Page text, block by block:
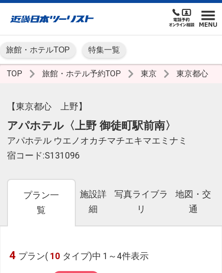
旅館・ホテルTOP 特集一覧
TOP 旅館・ホテル予約TOP 東京 東京都心
【東京都心 上野】
アパホテル〈上野 御徒町駅前南〉
アパホテル ウエノオカチマチエキマエミナミ
宿コード:S131096
プラン一
覧
施設詳
細
写真ライブラ
リ
地図・交
通
4 プラン( 10 タイプ)中 1～4件表示